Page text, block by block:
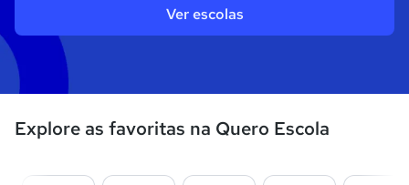
Ver escolas
Explore as favoritas na Quero Escola